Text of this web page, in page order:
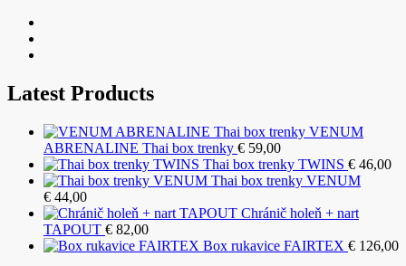
Latest Products
VENUM
ABRENALINE Thai box trenky € 59,00
Thai box trenky TWINS € 46,00
Thai box trenky VENUM
€ 44,00
Chránič holeň + nart
TAPOUT € 82,00
Box rukavice FAIRTEX € 126,00